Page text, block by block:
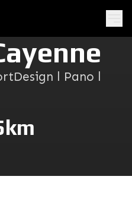
l Pano l